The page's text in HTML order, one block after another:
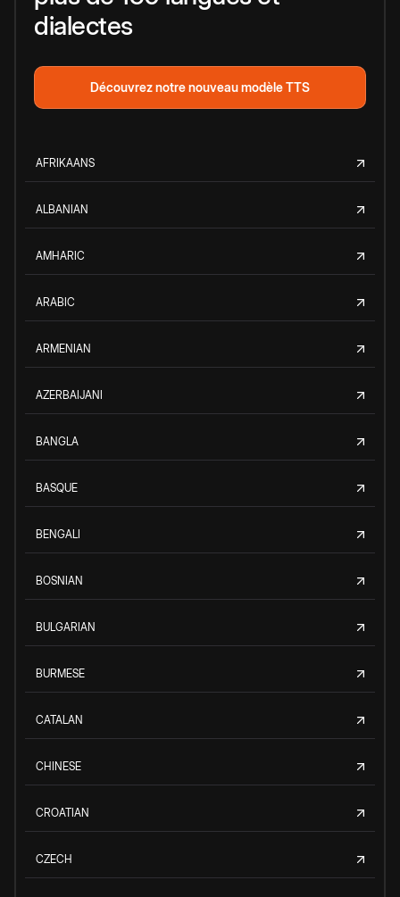
dialectes
Découvrez notre nouveau modèle TTS
AFRIKAANS
ALBANIAN
AMHARIC
ARABIC
ARMENIAN
AZERBAIJANI
BANGLA
BASQUE
BENGALI
BOSNIAN
BULGARIAN
BURMESE
CATALAN
CHINESE
CROATIAN
CZECH